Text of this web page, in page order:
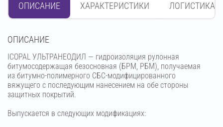
ОПИСАНИЕ ХАРАКТЕРИСТИКИ ЛОГИСТИКА
OПИСАНИЕ
ICOPAL УЛЬТРАНЕОДИЛ — гидроизоляция рулонная
битумосодержащая безосновная (БРМ, РБМ), получаемая
из битумно-полимерного СБС-модифицированного
вяжущего с последующим нанесением на обе стороны
защитных покрытий.
Выпускается в следующих модификациях: